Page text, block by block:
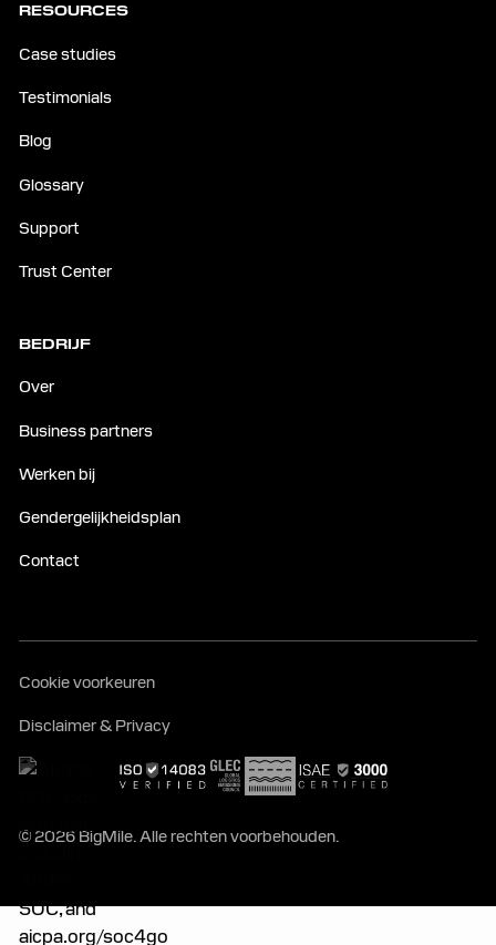
RESOURCES
Case studies
Testimonials
Blog
Glossary
Support
Trust Center
BEDRIJF
Over
Business partners
Werken bij
Gendergelijkheidsplan
Contact
© 2026 BigMile. Alle rechten voorbehouden.
Cookie voorkeuren
Disclaimer & Privacy